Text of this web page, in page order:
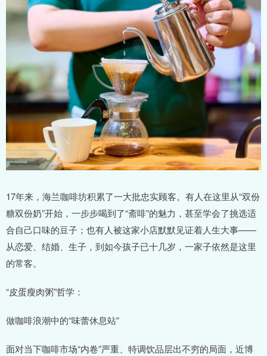
17年来，海兰咖啡坊积累了一大批忠实顾客。有人在这里从“双份
糖双份奶”开始，一步步喝到了“斋啡”的魅力，甚至学会了挑选适
合自己口味的豆子；也有人被这家小店默默见证着人生大事——
从恋爱、结婚、生子，到如今孩子已十几岁，一家子依然是这里
的常客。
“皮蛋瘦肉粥”哲学：
做咖啡浪潮中的“味蕾休息站”
面对当下咖啡市场“内卷”严重、特调饮品层出不穷的局面，近博